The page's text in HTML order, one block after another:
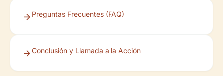
Preguntas Frecuentes (FAQ)
Conclusión y Llamada a la Acción